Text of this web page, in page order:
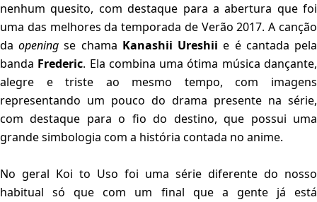
nenhum quesito, com destaque para a abertura que foi
uma das melhores da temporada de Verão 2017. A canção
daopeningse chama Kanashii Ureshii e é cantada pela
banda Frederic. Ela combina uma ótima música dançante,
alegre e triste ao mesmo tempo, com imagens
representando um pouco do drama presente na série,
com destaque para o fio do destino, que possui uma
grande simbologia com a história contada no anime.
No geral Koi to Uso foi uma série diferente do nosso
habitual só que com um final que a gente já está